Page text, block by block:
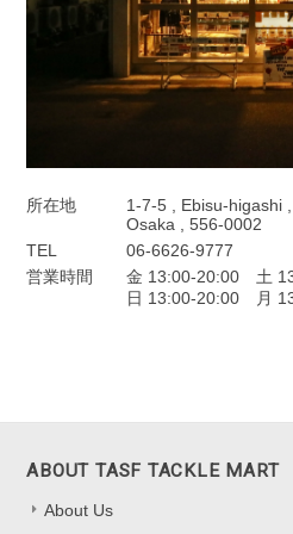
所在地
1-7-5 , Ebisu-higashi
Osaka , 556-0002
TEL
06-6626-9777
営業時間
金 13:00-20:00 土
日 13:00-20:00 月
ABOUT TASF TACKLE MART
About Us